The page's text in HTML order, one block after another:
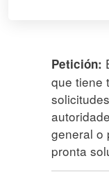
Petición:
que tiene
general o
pronta